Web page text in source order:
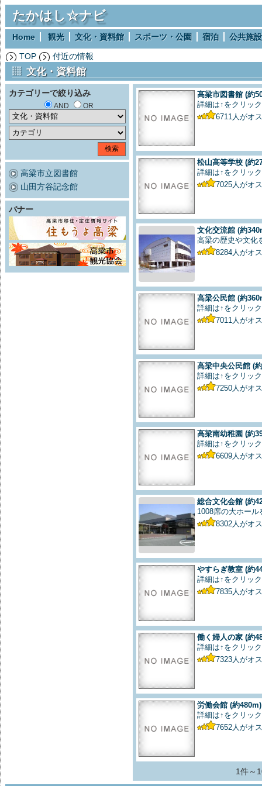
たかはし☆ナビ
Home 観光 文化・資料館 スポーツ・公園 宿泊 公共施設
TOP 付近の情報
文化・資料館
カテゴリーで絞り込み
AND OR
高梁市立図書館
山田方谷記念館
バナー
高梁市図書館 (約
詳細は↑をクリック
6711 人がオ
松山高等学校 (約
詳細は↑をクリック
7025 人がオ
文化交流館 (約
高梁の歴史や文
8284 人がオ
高梁公民館 (約
詳細は↑をクリック
7011 人がオ
高梁中央公民館 (
詳細は↑をクリック
7250 人がオ
高梁南幼稚園 (約
詳細は↑をクリック
6609 人がオ
総合文化会館 (約
1008席の大ホー
8302 人がオ
やすらぎ教室 (約
詳細は↑をクリック
7835 人がオ
働く婦人の家 (約
詳細は↑をクリック
7323 人がオ
労働会館 (約480m)
詳細は↑をクリック
7652 人がオ
1件～